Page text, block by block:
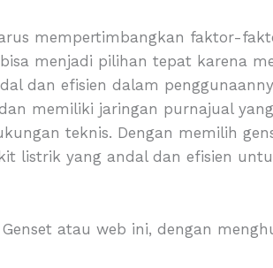
mempertimbangkan faktor-
menjadi pilihan tepat karena
dan efisien dalam
memiliki jaringan purnajual
teknis. Dengan memilih
listrik yang andal dan efisien
atau web ini, dengan